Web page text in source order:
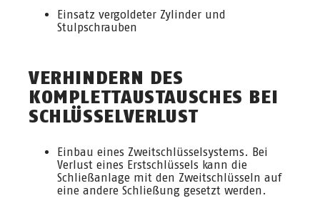
Einsatz vergoldeter Zylinder und
Stulpschrauben
VERHINDERN DES
KOMPLETTAUSTAUSCHES BEI
SCHLÜSSELVERLUST
Einbau eines Zweitschlüsselsystems. Bei
Verlust eines Erstschlüssels kann die
Schließanlage mit den Zweitschlüsseln auf
eine andere Schließung gesetzt werden.